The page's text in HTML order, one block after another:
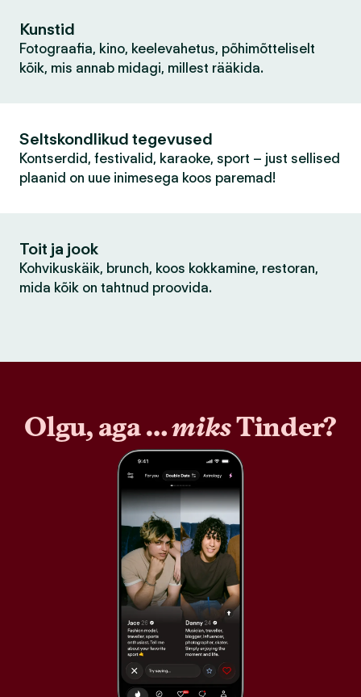
Kunstid
Fotograafia, kino, keelevahetus, põhimõtteliselt
kõik, mis annab midagi, millest rääkida.
Seltskondlikud tegevused
Kontserdid, festivalid, karaoke, sport – just sellised
plaanid on uue inimesega koos paremad!
Toit ja jook
Kohvikuskäik, brunch, koos kokkamine, restoran,
mida kõik on tahtnud proovida.
Olgu, aga …miksTinder?